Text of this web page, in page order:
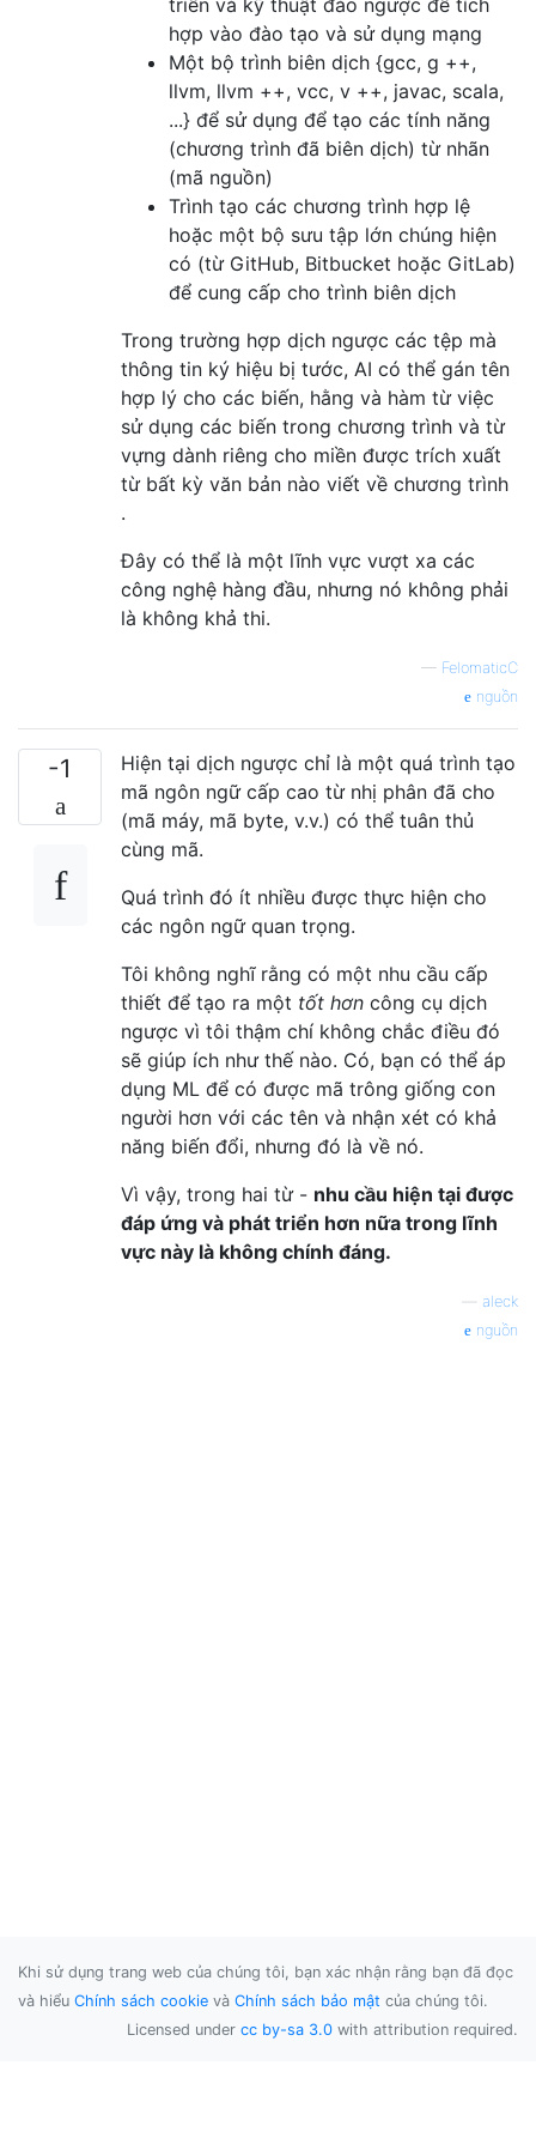
hợp vào đào tạo và sử dụng mạng
Một bộ trình biên dịch {gcc, g ++,
llvm, llvm ++, vcc, v ++, javac, scala,
...} để sử dụng để tạo các tính năng
(chương trình đã biên dịch) từ nhãn
(mã nguồn)
Trình tạo các chương trình hợp lệ
hoặc một bộ sưu tập lớn chúng hiện
có (từ GitHub, Bitbucket hoặc GitLab)
để cung cấp cho trình biên dịch
Trong trường hợp dịch ngược các tệp mà
thông tin ký hiệu bị tước, AI có thể gán tên
hợp lý cho các biến, hằng và hàm từ việc
sử dụng các biến trong chương trình và từ
vựng dành riêng cho miền được trích xuất
từ ​​bất kỳ văn bản nào viết về chương trình
.
Đây có thể là một lĩnh vực vượt xa các
công nghệ hàng đầu, nhưng nó không phải
là không khả thi.
— FelomaticC
nguồn
-1
Hiện tại dịch ngược chỉ là một quá trình tạo
mã ngôn ngữ cấp cao từ nhị phân đã cho
(mã máy, mã byte, v.v.) có thể tuân thủ
cùng mã.
Quá trình đó ít nhiều được thực hiện cho
các ngôn ngữ quan trọng.
Tôi không nghĩ rằng có một nhu cầu cấp
thiết để tạo ra một tốt hơn công cụ dịch
ngược vì tôi thậm chí không chắc điều đó
sẽ giúp ích như thế nào. Có, bạn có thể áp
dụng ML để có được mã trông giống con
người hơn với các tên và nhận xét có khả
năng biến đổi, nhưng đó là về nó.
Vì vậy, trong hai từ - nhu cầu hiện tại được
đáp ứng và phát triển hơn nữa trong lĩnh
vực này là không chính đáng.
aleck
nguồn
Khi sử dụng trang web của chúng tôi, bạn xác nhận rằng bạn đã đọc
và hiểu Chính sách cookie và Chính sách bảo mật của chúng tôi.
Licensed under cc by-sa 3.0 with attribution required.